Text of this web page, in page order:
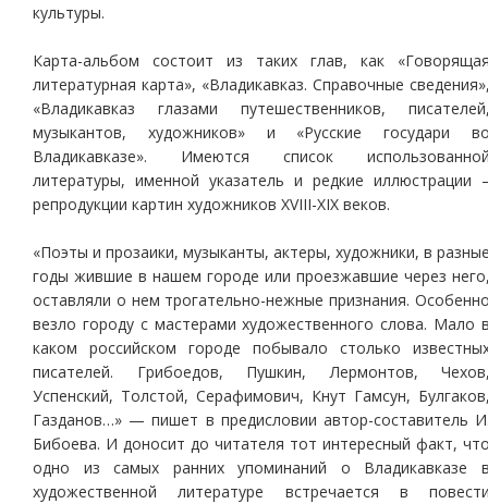
культуры.
Карта-альбом состоит из таких глав, как
литературная карта», «Владикавказ. Справочные
«Владикавказ глазами путешественников,
музыкантов, художников» и «Русские государи
Владикавказе». Имеются список
литературы, именной указатель и редкие иллюстрации
репродукции картин художников XVIII-XIX веков.
«Поэты и прозаики, музыканты, актеры, художники, в
годы жившие в нашем городе или проезжавшие через
оставляли о нем трогательно-нежные признания.
везло городу с мастерами художественного слова. Мало
каком российском городе побывало столько
писателей. Грибоедов, Пушкин, Лермонтов,
Успенский, Толстой, Серафимович, Кнут Гамсун,
Газданов…» — пишет в предисловии автор-составитель
Бибоева. И доносит до читателя тот интересный факт,
одно из самых ранних упоминаний о Владикавказе
художественной литературе встречается в